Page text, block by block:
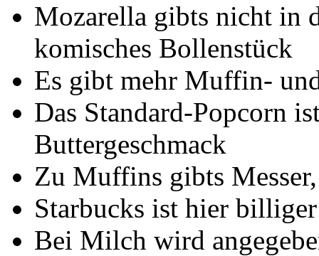
Mozarella gibts nicht in
komisches Bollenstück
Es gibt mehr Muffin-
Das Standard-Popcorn
Buttergeschmack
Zu Muffins gibts
Starbucks ist hier
Bei Milch wird